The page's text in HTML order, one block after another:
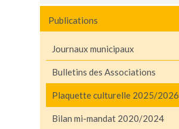
Publications
Journaux municipaux
Bulletins des Associations
Plaquette culturelle 2025/2026
Bilan mi-mandat 2020/2024